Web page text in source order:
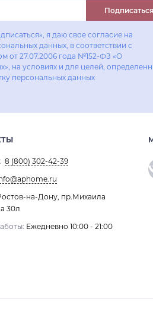
Подписаться
я даю свое согласие на
данных, в соответствии с
от 27.07.2006 года №152-ФЗ «О
на условиях и для целей,
персональных данных
8 (800) 302-42-39
на-Дону, пр.Михаила
30л
Ежедневно 10:00 - 21:00